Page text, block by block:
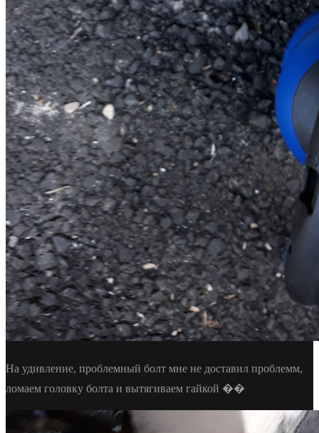
На удивление, проблемный болт мне не доставил проблемм,
ломаем головку болта и вытягиваем гайкой ��